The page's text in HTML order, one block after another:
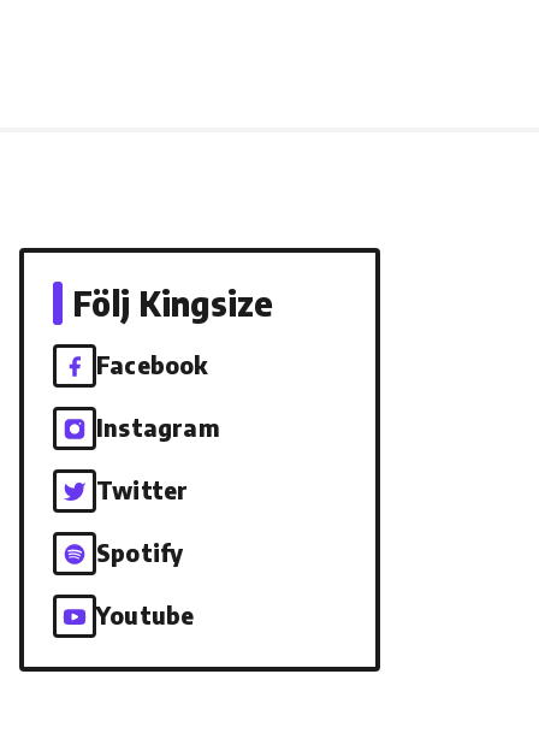
Följ Kingsize
Facebook
Instagram
Twitter
Spotify
Youtube